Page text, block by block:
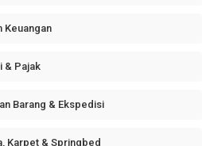
Keuangan
& Pajak
Barang & Ekspedisi
Karpet & Springbed